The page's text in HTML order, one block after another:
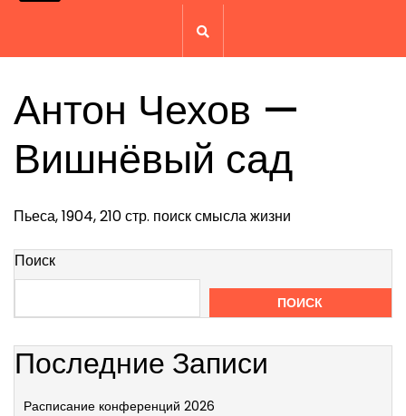
Антон Чехов —
Вишнёвый сад
Пьеса, 1904, 210 стр. поиск смысла жизни
Поиск
ПОИСК
Последние Записи
Расписание конференций 2026